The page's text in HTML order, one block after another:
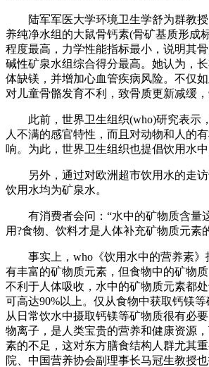
陆军军医大学环境卫生学舒为群教授
养纯净水组的大鼠骨钙素(骨矿基质形成
程度最高，力学性能指标最小，说明其
碱性矿泉水组综合得分最高。她认为，
体缺镁，并增加心血管疾病风险。不仅
对儿童骨骼发育不利，致骨质更新减缓，
此前，世界卫生组织(who)研究表示
人不满的感官特性，而且对动物和人的
响。为此，世界卫生组织也提倡饮用水中
另外，通过对欧洲超市饮用水的走访
饮用水均为矿泉水。
有消费者会问：“水中的矿物质含量
用?食物、饮料才是人体补充矿物质元素
事实上，who《饮用水中的营养素》
有丰富的矿物质元素，但食物中的矿物
不利于人体吸收，水中的矿物质元素都
可高达90%以上。仅从食物中获取钙镁等
从日常饮水中摄取钙镁等矿物质很有必
物离子，是人类宝贵的营养和健康资源
素的不足，这对东方膳食结构人群尤其
院、中国营养协会副理事长马冠生教授